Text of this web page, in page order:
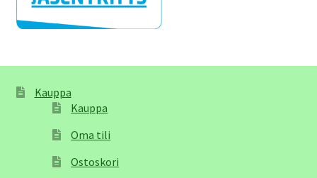
Kauppa
Kauppa
Oma tili
Ostoskori